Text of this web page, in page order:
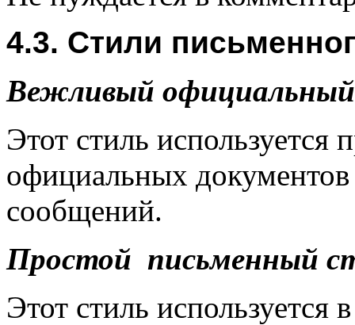
4.3. Стили
Вежливый
Этот стиль
официаль­ных
сообщений.
Простой письменный
Этот стиль